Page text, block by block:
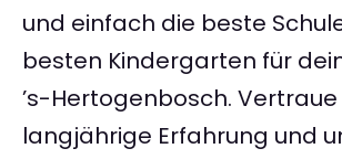
und einfach die beste
besten Kindergarten für
’s-Hertogenbosch.
langjährige Erfahrung und